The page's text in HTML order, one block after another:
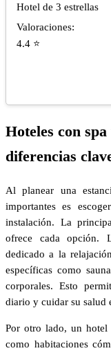
Hotel de 3 estrellas
Valoraciones:
4.4 ⭐
Hoteles con
diferencias
Al planear una
importantes es
instalación. La
ofrece cada opción.
dedicado a la
específicas como
corporales. Esto
diario y cuidar su salud
Por otro lado, un hotel
como habitaciones